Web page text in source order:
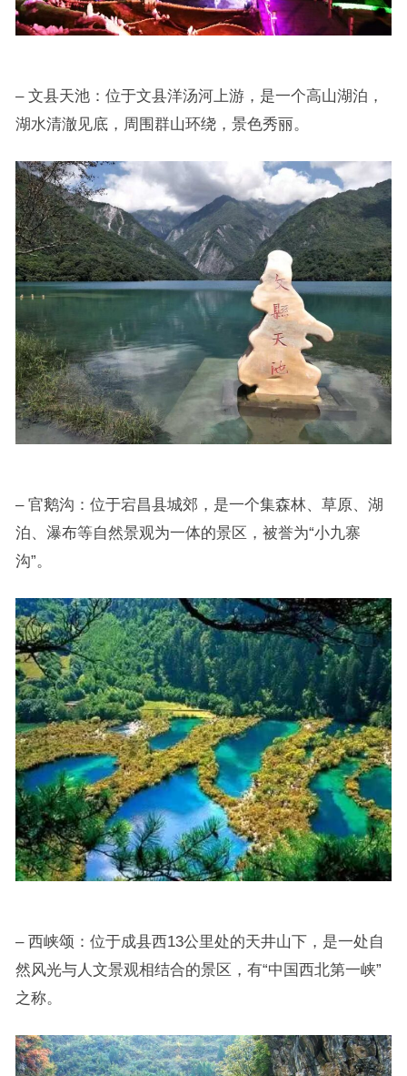
– 文县天池：位于文县洋汤河上游，是一个高山湖泊，
湖水清澈见底，周围群山环绕，景色秀丽。
– 官鹅沟：位于宕昌县城郊，是一个集森林、草原、湖
泊、瀑布等自然景观为一体的景区，被誉为“小九寨
沟”。
– 西峡颂：位于成县西13公里处的天井山下，是一处自
然风光与人文景观相结合的景区，有“中国西北第一峡”
之称。